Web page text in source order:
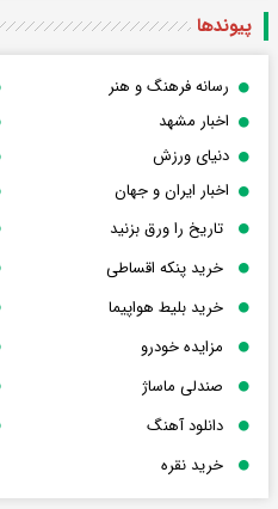
پیوندها
رسانه فرهنگ و هنر
اخبار مشهد
دنیای ورزش
اخبار ایران و جهان
تاریخ را ورق بزنید
خرید پنکه اقساطی
خرید بلیط هواپیما
مزایده خودرو
صندلی ماساژ
دانلود آهنگ
خرید نقره